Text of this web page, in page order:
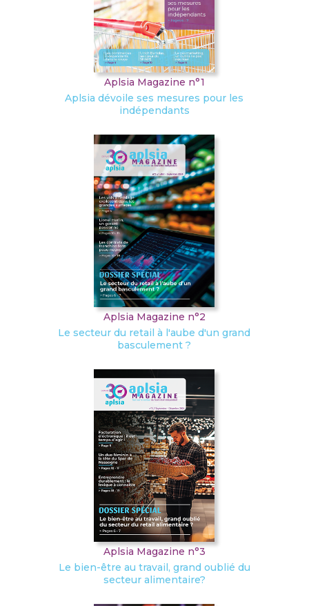
Aplsia Magazine n°1
Aplsia dévoile ses mesures pour les
indépendants
Aplsia Magazine n°2
Le secteur du retail à l'aube d'un grand
basculement ?
Aplsia Magazine n°3
Le bien-être au travail, grand oublié du
secteur alimentaire?